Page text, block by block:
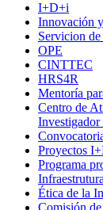
I+D+i
Innovación
Servicion
OPE
CINTTEC
HRS4R
Mentoría
Centro de
Proyectos
Programa
Ética de la
Comisión